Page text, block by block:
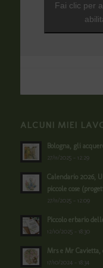
Fai clic per
ALCUNI MIEI
Bologna, gli
27/11/2025 - 12:29
Calendario 2026,
piccole cose
27/11/2025 - 12:09
Piccolo erbario
12/10/2025 - 18:30
Mrs e Mr Cavietta,
17/10/2024 - 18:34